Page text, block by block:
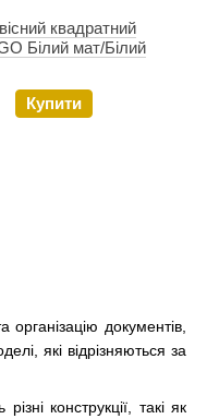
документів,
які відрізняються за
конструкції, такі як
квадратний
Білий мат/Білий
Купити